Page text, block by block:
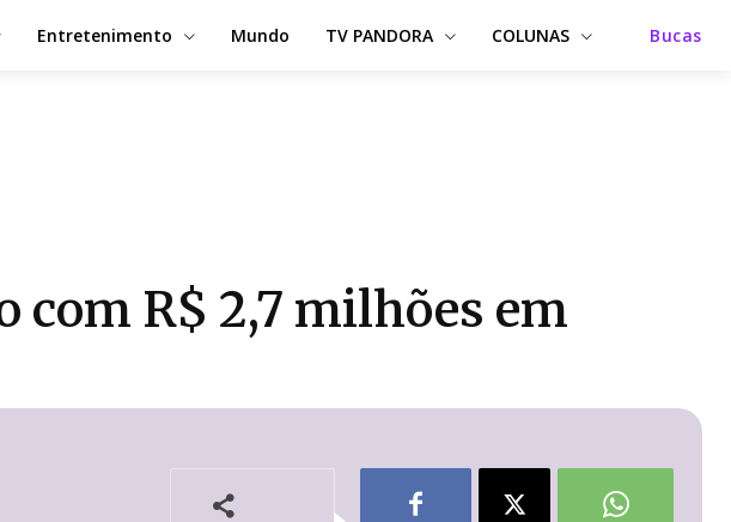
Entretenimento Mundo TV PANDORA COLUNAS Bucas
com R$ 2,7 milhões em